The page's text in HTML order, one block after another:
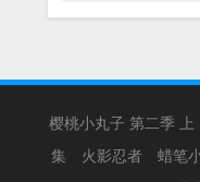
樱桃小丸子 第二季 上
集
火影忍者 蜡笔